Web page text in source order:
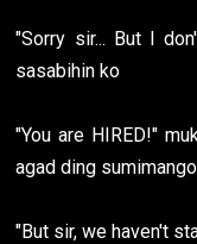
"Sorry sir... But I
sasabihin ko
"You are HIRED!"
agad ding
"But sir, we haven't